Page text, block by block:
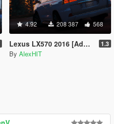
4.92 208 387 568
Lexus LX570 2016 [Add-On / Replace] 1.3
By AlexHIT